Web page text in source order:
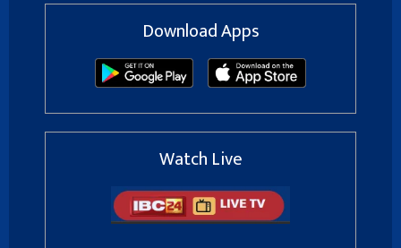
Download Apps
Watch Live